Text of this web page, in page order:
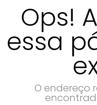
Ops!
essa
O endereço